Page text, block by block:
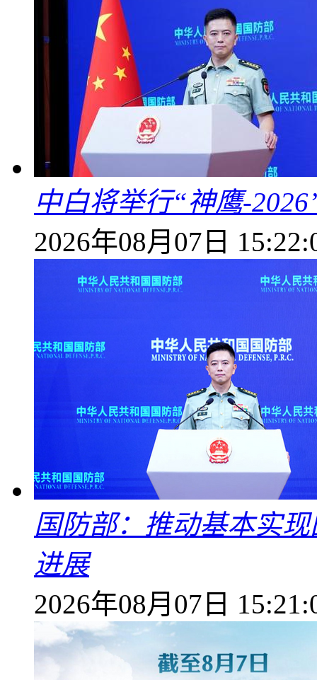
中白将举行“神鹰-
2026年08月07日
国防部：推动基本实
进展
2026年08月07日